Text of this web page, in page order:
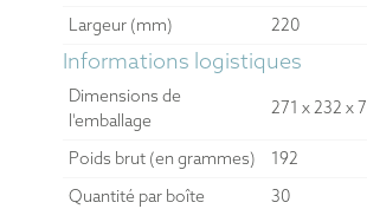
Largeur (mm)
220
Informations logistiques
Dimensions de
l'emballage
271 x 232 x 7
Poids brut (en grammes)
192
Quantité par boîte
30